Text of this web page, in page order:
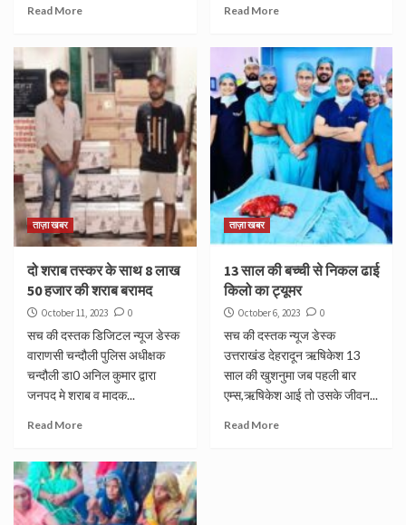
Read More Read More
ताज़ा खबर
दो शराब तस्कर के साथ 8 लाख
50 हजार की शराब बरामद
October 11, 2023 0
सच की दस्तक डिजिटल न्यूज डेस्क
वाराणसी चन्दौली पुलिस अधीक्षक
चन्दौली डा0 अनिल कुमार द्वारा
जनपद मे शराब व मादक...
Read More
ताज़ा खबर
13 साल की बच्ची से निकल ढाई
किलो का ट्यूमर
October 6, 2023 0
सच की दस्तक न्यूज डेस्क
उत्तराखंड देहरादून ऋषिकेश 13
साल की खुशनुमा जब पहली बार
एम्स,ऋषिकेश आई तो उसके जीवन...
Read More